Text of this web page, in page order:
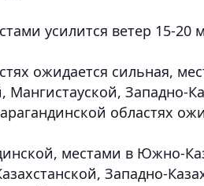
усилится ветер 15-20
ожидается сильная,
Западно-
областях
местами в Южно-
Западно-